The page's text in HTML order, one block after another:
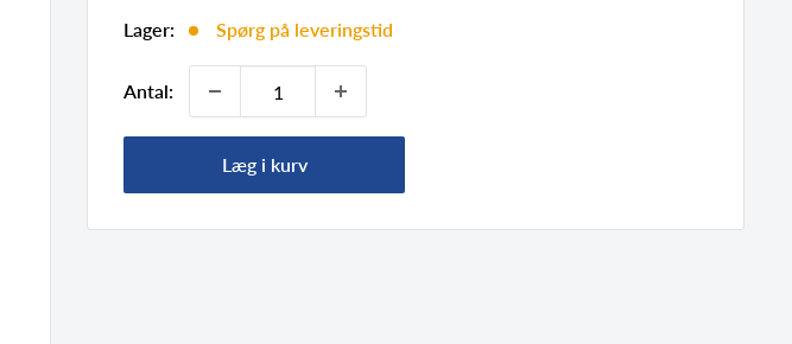
Lager: Spørg på leveringstid
Antal:
Læg i kurv